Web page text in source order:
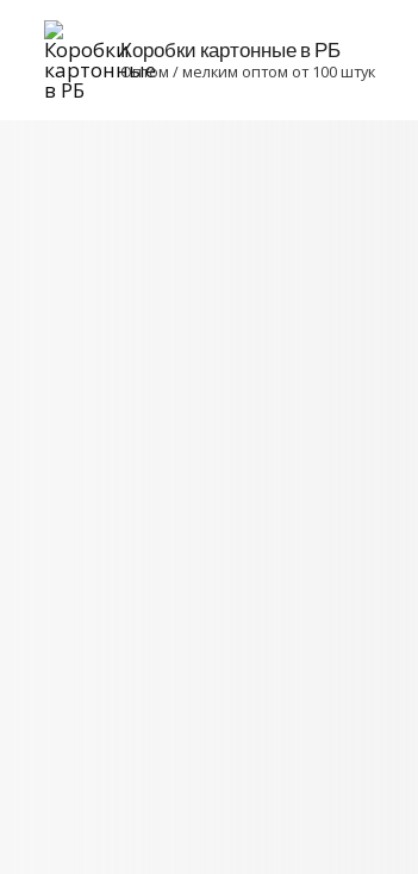
Коробки картонные в РБ
Оптом / мелким оптом от 100 штук